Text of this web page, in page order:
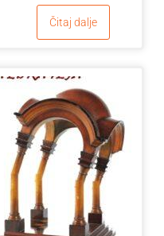
Čitaj dalje